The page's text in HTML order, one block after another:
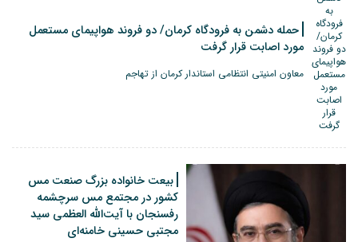
حمله دشمن به فرودگاه کرمان/ دو فروند هواپیمای مستعمل
مورد اصابت قرار گرفت
معاون امنیتی انتظامی استاندار کرمان از تهاجم
بیعت خانواده بزرگ صنعت مس
کشور در مجتمع مس سرچشمه
رفسنجان با آیت‌الله العظمی سید
مجتبی حسینی خامنه‌ای